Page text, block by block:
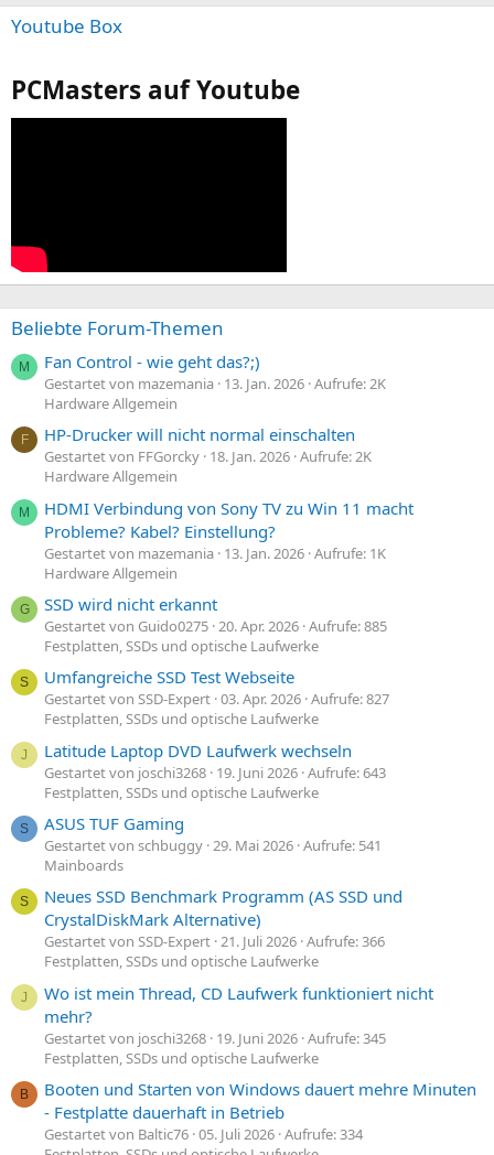
Youtube Box
PCMasters auf Youtube
Beliebte Forum-Themen
M Fan Control - wie geht das?;)
Gestartet von mazemania 13. Jan. 2026 Aufrufe: 2K
Hardware Allgemein
F HP-Drucker will nicht normal einschalten
Gestartet von FFGorcky 18. Jan. 2026 Aufrufe: 2K
Hardware Allgemein
M
HDMI Verbindung von Sony TV zu Win 11 macht
Probleme? Kabel? Einstellung?
Gestartet von mazemania 13. Jan. 2026 Aufrufe: 1K
Hardware Allgemein
G SSD wird nicht erkannt
Gestartet von Guido0275 20. Apr. 2026 Aufrufe: 885
Festplatten, SSDs und optische Laufwerke
S Umfangreiche SSD Test Webseite
Gestartet von SSD-Expert 03. Apr. 2026 Aufrufe: 827
Festplatten, SSDs und optische Laufwerke
J Latitude Laptop DVD Laufwerk wechseln
Gestartet von joschi3268 19. Juni 2026 Aufrufe: 643
Festplatten, SSDs und optische Laufwerke
S ASUS TUF Gaming
Gestartet von schbuggy 29. Mai 2026 Aufrufe: 541
Mainboards
S
Neues SSD Benchmark Programm (AS SSD und
CrystalDiskMark Alternative)
Gestartet von SSD-Expert 21. Juli 2026 Aufrufe: 366
Festplatten, SSDs und optische Laufwerke
J
Wo ist mein Thread, CD Laufwerk funktioniert nicht
mehr?
Gestartet von joschi3268 19. Juni 2026 Aufrufe: 345
Festplatten, SSDs und optische Laufwerke
B
Booten und Starten von Windows dauert mehre Minuten
- Festplatte dauerhaft in Betrieb
Gestartet von Baltic76 05. Juli 2026 Aufrufe: 334